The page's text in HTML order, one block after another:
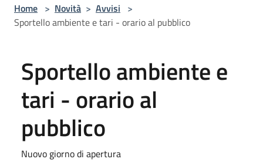
Home > Novità > Avvisi >
Sportello ambiente e tari - orario al pubblico
Sportello ambiente e
tari - orario al
pubblico
Nuovo giorno di apertura